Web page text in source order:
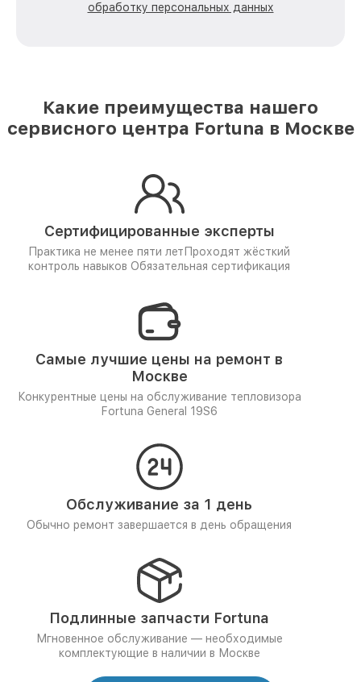
обработку персональных данных
Какие преимущества нашего
сервисного центра Fortuna в Москве
Сертифицированные эксперты
Практика не менее пяти лет Проходят жёсткий
контроль навыков Обязательная сертификация
Самые лучшие цены на ремонт в
Москве
Конкурентные цены на обслуживание тепловизора
Fortuna General 19S6
Обслуживание за 1 день
Обычно ремонт завершается в день обращения
Подлинные запчасти Fortuna
Мгновенное обслуживание — необходимые
комплектующие в наличии в Москве